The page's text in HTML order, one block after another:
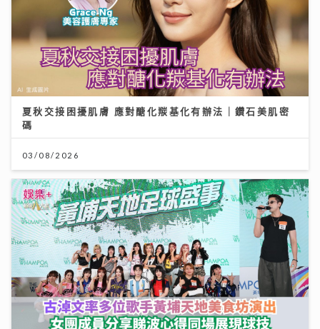
夏秋交接困擾肌膚 應對醣化羰基化有辦法｜鑽石美肌密
碼
03/08/2026